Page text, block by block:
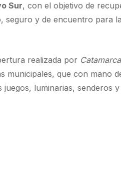
Sur, con el objetivo de
seguro y de encuentro para
realizada por
municipales, que con mano
juegos, luminarias, senderos